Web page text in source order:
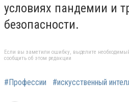
условиях пандемии и
безопасности.
Если вы заметили ошибку, выделите
сообщить об этом редакции
#Профессии #искусственный